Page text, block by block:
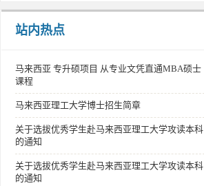
站内热点
马来西亚 专升硕项目 从专业文凭直通MBA硕士
课程
马来西亚理工大学博士招生简章
关于选拔优秀学生赴马来西亚理工大学攻读本科
的通知
关于选拔优秀学生赴马来西亚理工大学攻读本科
的通知